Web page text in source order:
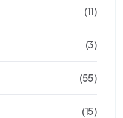
(11)
(3)
(55)
(15)